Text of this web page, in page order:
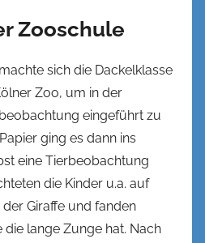
Zooschule
sich die Dackelklasse
Zoo, um in der
eingeführt zu
ging es dann ins
eine Tierbeobachtung
die Kinder u.a. auf
Giraffe und fanden
die lange Zunge hat. Nach